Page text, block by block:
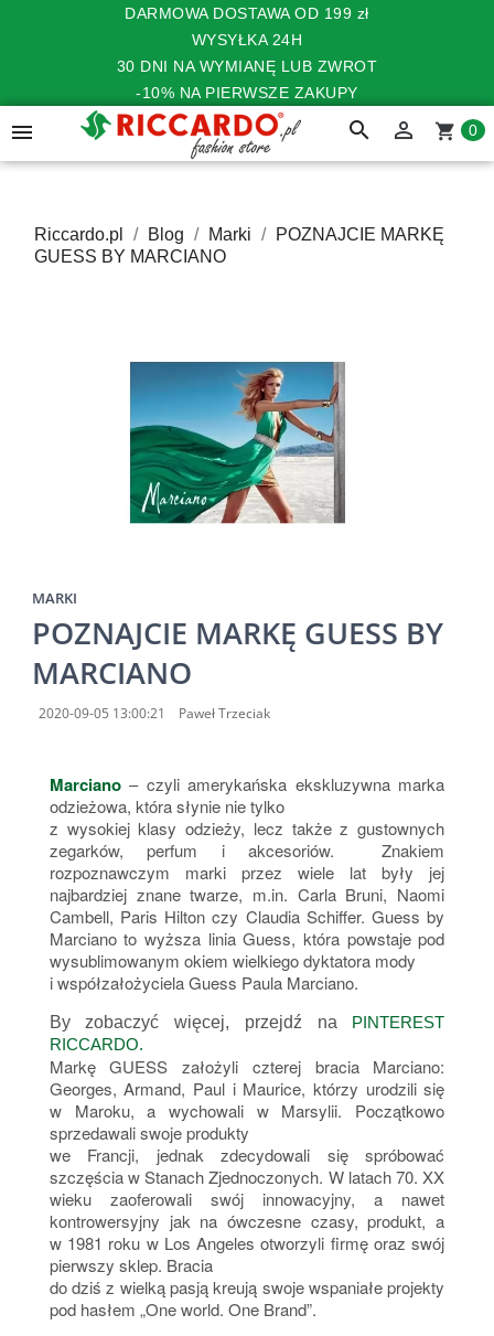
DARMOWA DOSTAWA OD 199 zł
WYSYŁKA 24H
30 DNI NA WYMIANĘ LUB ZWROT
-10% NA PIERWSZE ZAKUPY
 search  shopping_cart 0
Riccardo.pl Blog Marki
POZNAJCIE MARKĘ
GUESS BY MARCIANO
MARKI
POZNAJCIE MARKĘ GUESS BY
MARCIANO
2020-09-05 13:00:21 Paweł Trzeciak
Marciano – czyli amerykańska ekskluzywna marka
odzieżowa, która słynie nie tylko
z wysokiej klasy odzieży, lecz także z gustownych
zegarków, perfum i akcesoriów. Znakiem
rozpoznawczym marki przez wiele lat były jej
najbardziej znane twarze, m.in. Carla Bruni, Naomi
Cambell, Paris Hilton czy Claudia Schiffer. Guess by
Marciano to wyższa linia Guess, która powstaje pod
wysublimowanym okiem wielkiego dyktatora mody
i współzałożyciela Guess Paula Marciano.
By zobaczyć więcej, przejdź na PINTEREST
RICCARDO.
Markę GUESS założyli czterej bracia Marciano:
Georges, Armand, Paul i Maurice, którzy urodzili się
w Maroku, a wychowali w Marsylii. Początkowo
sprzedawali swoje produkty
we Francji, jednak zdecydowali się spróbować
szczęścia w Stanach Zjednoczonych. W latach 70. XX
wieku zaoferowali swój innowacyjny, a nawet
kontrowersyjny jak na ówczesne czasy, produkt, a
w 1981 roku w Los Angeles otworzyli firmę oraz swój
pierwszy sklep. Bracia
do dziś z wielką pasją kreują swoje wspaniałe projekty
pod hasłem „One world. One Brand”.